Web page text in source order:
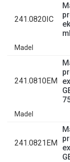
241.0820IC
ml
Madel
241.0810EM
Madel
241.0821EM